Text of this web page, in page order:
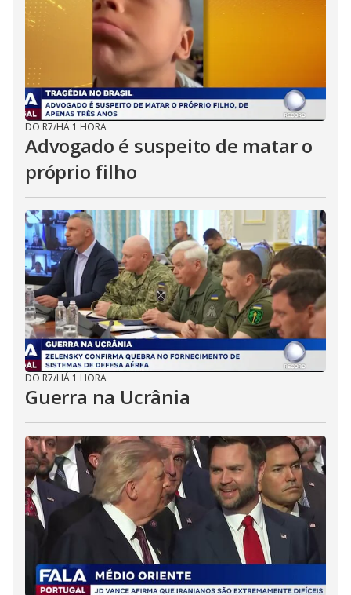
DO R7/HÁ 1 HORA
Advogado é suspeito de matar o
próprio filho
DO R7/HÁ 1 HORA
Guerra na Ucrânia